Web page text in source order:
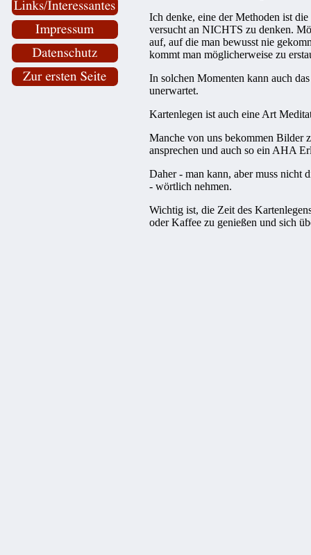
Ich denke, eine der Methoden ist
versucht an NICHTS zu denken.
auf, auf die man bewusst nie
kommt man möglicherweise zu
In solchen Momenten kann auch
unerwartet.
Kartenlegen ist auch eine Art
Manche von uns bekommen Bilder
ansprechen und auch so ein AHA
Daher - man kann, aber muss nicht
- wörtlich nehmen.
Wichtig ist, die Zeit des
oder Kaffee zu genießen und sich